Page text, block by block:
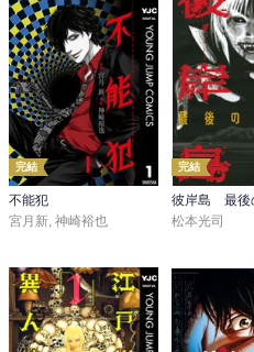
ンで働いていて，15歳の時に翁に
に死亡．
翁と女装タカシの写真記事を書い
続誘拐殺人事件を追っている．そ
連続誘拐殺人事件の犯人と思わし
続きが気になる．
完結
不能犯
宮月新 神崎裕也
完結
彼岸島 最後
松本光司